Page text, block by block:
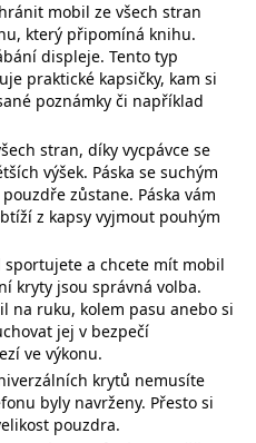
mobil ze všech stran
který připomíná knihu.
displeje. Tento typ
praktické kapsičky, kam si
poznámky či například
stran, díky vycpávce se
výšek. Páska se suchým
zůstane. Páska vám
z kapsy vyjmout pouhým
sportujete a chcete mít mobil
kryty jsou správná volba.
na ruku, kolem pasu anebo si
jej v bezpečí
ve výkonu.
krytů nemusíte
byly navrženy. Přesto si
pouzdra.